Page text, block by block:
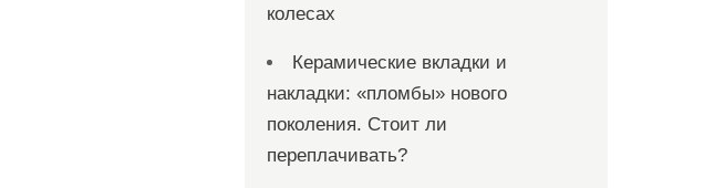
колесах
Керамические вкладки и
накладки: «пломбы» нового
поколения. Стоит ли
переплачивать?